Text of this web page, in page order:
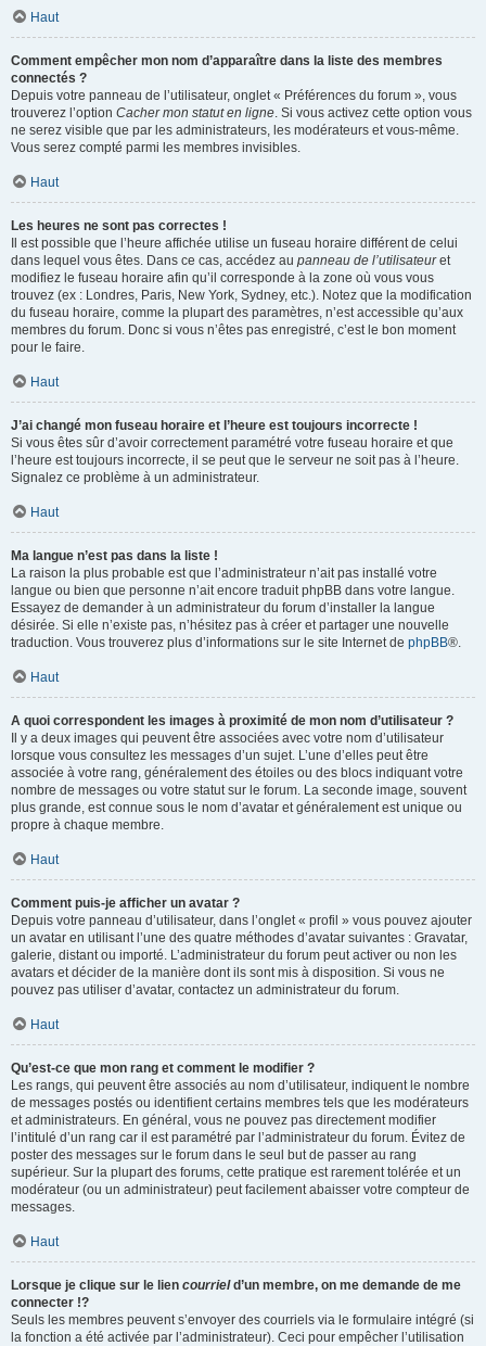
Haut
Comment empêcher mon nom d’apparaître dans la liste des membres
connectés ?
Depuis votre panneau de l’utilisateur, onglet « Préférences du forum », vous
trouverez l’option Cacher mon statut en ligne. Si vous activez cette option vous
ne serez visible que par les administrateurs, les modérateurs et vous-même.
Vous serez compté parmi les membres invisibles.
Haut
Les heures ne sont pas correctes !
Il est possible que l’heure affichée utilise un fuseau horaire différent de celui
dans lequel vous êtes. Dans ce cas, accédez au panneau de l’utilisateuret
modifiez le fuseau horaire afin qu’il corresponde à la zone où vous vous
trouvez (ex : Londres, Paris, New York, Sydney, etc.). Notez que la modification
du fuseau horaire, comme la plupart des paramètres, n’est accessible qu’aux
membres du forum. Donc si vous n’êtes pas enregistré, c’est le bon moment
pour le faire.
Haut
J’ai changé mon fuseau horaire et l’heure est toujours incorrecte !
Si vous êtes sûr d’avoir correctement paramétré votre fuseau horaire et que
l’heure est toujours incorrecte, il se peut que le serveur ne soit pas à l’heure.
Signalez ce problème à un administrateur.
Haut
Ma langue n’est pas dans la liste !
La raison la plus probable est que l’administrateur n’ait pas installé votre
langue ou bien que personne n’ait encore traduit phpBB dans votre langue.
Essayez de demander à un administrateur du forum d’installer la langue
désirée. Si elle n’existe pas, n’hésitez pas à créer et partager une nouvelle
traduction. Vous trouverez plus d’informations sur le site Internet de phpBB®.
Haut
A quoi correspondent les images à proximité de mon nom d’utilisateur ?
Il y a deux images qui peuvent être associées avec votre nom d’utilisateur
lorsque vous consultez les messages d’un sujet. L’une d’elles peut être
associée à votre rang, généralement des étoiles ou des blocs indiquant votre
nombre de messages ou votre statut sur le forum. La seconde image, souvent
plus grande, est connue sous le nom d’avatar et généralement est unique ou
propre à chaque membre.
Haut
Comment puis-je afficher un avatar ?
Depuis votre panneau d’utilisateur, dans l’onglet « profil » vous pouvez ajouter
un avatar en utilisant l’une des quatre méthodes d’avatar suivantes : Gravatar,
galerie, distant ou importé. L’administrateur du forum peut activer ou non les
avatars et décider de la manière dont ils sont mis à disposition. Si vous ne
pouvez pas utiliser d’avatar, contactez un administrateur du forum.
Haut
Qu’est-ce que mon rang et comment le modifier ?
Les rangs, qui peuvent être associés au nom d’utilisateur, indiquent le nombre
de messages postés ou identifient certains membres tels que les modérateurs
et administrateurs. En général, vous ne pouvez pas directement modifier
l’intitulé d’un rang car il est paramétré par l’administrateur du forum. Évitez de
poster des messages sur le forum dans le seul but de passer au rang
supérieur. Sur la plupart des forums, cette pratique est rarement tolérée et un
modérateur (ou un administrateur) peut facilement abaisser votre compteur de
messages.
Haut
Lorsque je clique sur le lien courrield’un membre, on me demande de me
connecter !?
Seuls les membres peuvent s’envoyer des courriels via le formulaire intégré (si
la fonction a été activée par l’administrateur). Ceci pour empêcher l’utilisation